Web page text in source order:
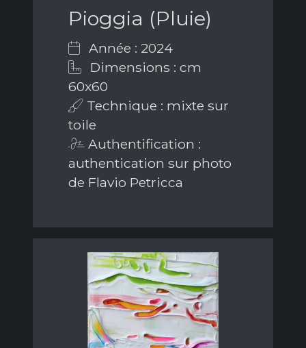
Pioggia (Pluie)
Année : 2024
Dimensions : cm
60x60
Technique : mixte sur
toile
Authentification :
authentication sur photo
de Flavio Petricca